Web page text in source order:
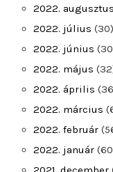
2022. augusztus
2022. július (30)
2022. június
2022. május
2022. április
2022. március
2022. február
2022. január